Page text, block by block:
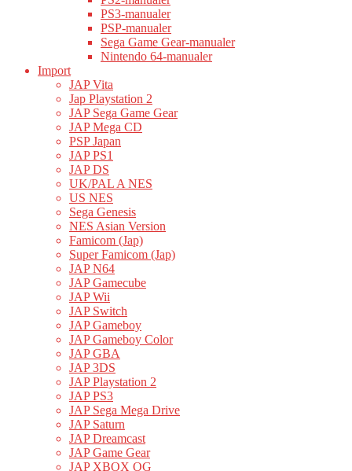
PS3-manualer
PSP-manualer
Sega Game Gear-manualer
Nintendo 64-manualer
Import
JAP Vita
Jap Playstation 2
JAP Sega Game Gear
JAP Mega CD
PSP Japan
JAP PS1
JAP DS
UK/PAL A NES
US NES
Sega Genesis
NES Asian Version
Famicom (Jap)
Super Famicom (Jap)
JAP N64
JAP Gamecube
JAP Wii
JAP Switch
JAP Gameboy
JAP Gameboy Color
JAP GBA
JAP 3DS
JAP Playstation 2
JAP PS3
JAP Sega Mega Drive
JAP Saturn
JAP Dreamcast
JAP Game Gear
JAP XBOX OG